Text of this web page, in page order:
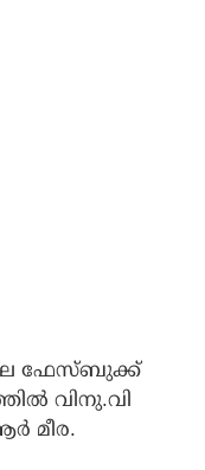
ഫേസ്ബുക്ക്
വിനു.വി
മീര.